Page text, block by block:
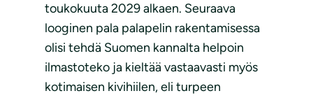
toukokuuta 2029 alkaen. Seuraava
looginen pala palapelin rakentamisessa
olisi tehdä Suomen kannalta helpoin
ilmastoteko ja kieltää vastaavasti myös
kotimaisen kivihiilen, eli turpeen